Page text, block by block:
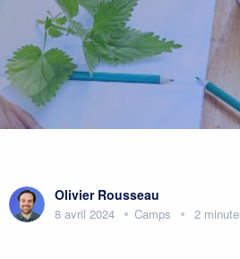
Olivier Rousseau
8 avril 2024 Camps 2